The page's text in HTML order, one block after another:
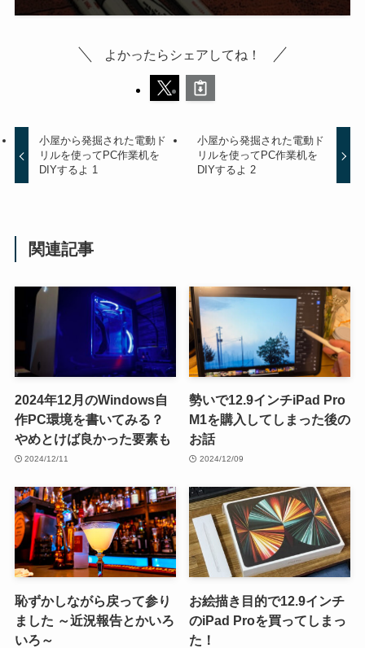
よかったらシェアしてね！
小屋から発掘された電動ド
リルを使ってPC作業机を
DIYするよ 1
小屋から発掘された電動ド
リルを使ってPC作業机を
DIYするよ 2
関連記事
2024年12月のWindows自
作PC環境を書いてみる？
やめとけば良かった要素も
2024/12/11
勢いで12.9インチiPad Pro
M1を購入してしまった後の
お話
2024/12/09
恥ずかしながら戻って参り
ました ～近況報告とかいろ
いろ～
お絵描き目的で12.9インチ
のiPad Proを買ってしまっ
た！